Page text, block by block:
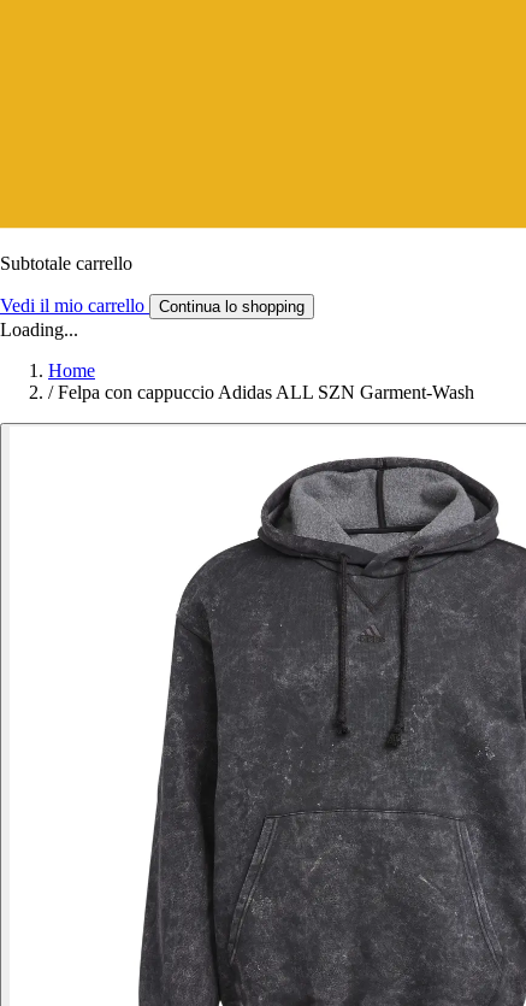
Subtotale carrello
Vedi il mio carrello Continua lo shopping
Loading...
Home
/ Felpa con cappuccio Adidas ALL SZN Garment-Wash